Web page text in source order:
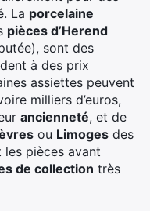
La porcelaine
pièces d’Herend
sont des
à des prix
assiettes peuvent
milliers d’euros,
ancienneté, et de
ou Limoges des
les pièces avant
de collection très